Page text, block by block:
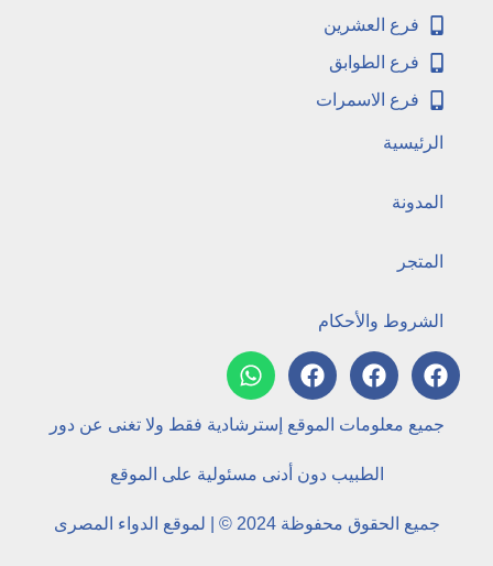
فرع العشرين
فرع الطوابق
فرع الاسمرات
الرئيسية
المدونة
المتجر
الشروط والأحكام
جميع معلومات الموقع إسترشادية فقط ولا تغنى عن دور
الطبيب دون أدنى مسئولية على الموقع
جميع الحقوق محفوظة 2024 © | لموقع الدواء المصرى